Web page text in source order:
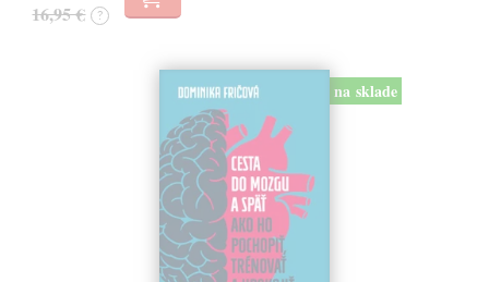
16,95 € ?
na sklade